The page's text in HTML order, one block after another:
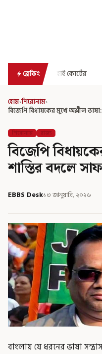
ব্রেকিংথেঁতলানো মাথা-
হোম›শিরোনাম›
বিজেপি বিধায়কের মুখে অশ্লীল
শিরোনাম রাজ্য
বিজেপি
শাস্তির বদলে
EBBS Desk১৩ জানুয়ারি, ২০২৬
বাংলায় যে ধরনের ভাষা